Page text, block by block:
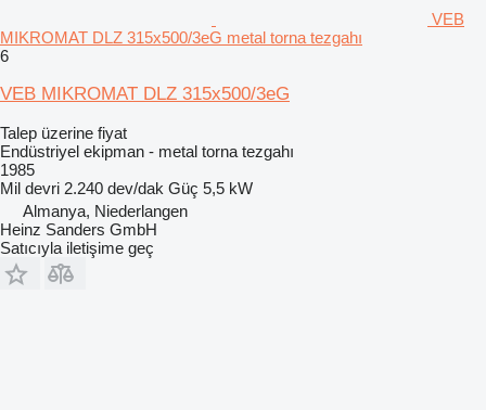
VEB
MIKROMAT DLZ 315x500/3eG metal torna tezgahı
6
VEB MIKROMAT DLZ 315x500/3eG
Talep üzerine fiyat
Endüstriyel ekipman - metal torna tezgahı
1985
Mil devri 2.240 dev/dak Güç 5,5 kW
Almanya, Niederlangen
Heinz Sanders GmbH
Satıcıyla iletişime geç